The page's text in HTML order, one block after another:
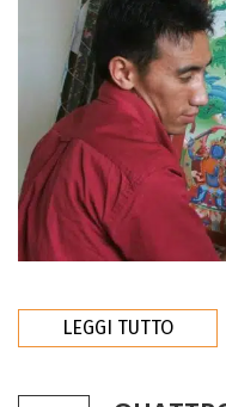
LEGGI TUTTO